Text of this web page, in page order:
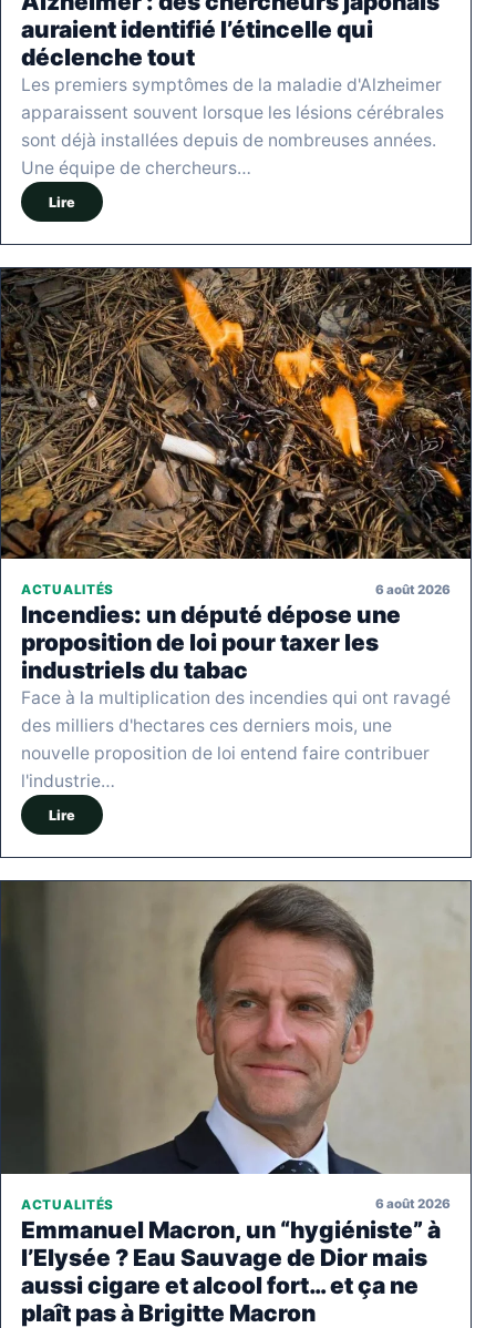
auraient identifié l’étincelle qui
déclenche tout
Les premiers symptômes de la maladie d'Alzheimer
apparaissent souvent lorsque les lésions cérébrales
sont déjà installées depuis de nombreuses années.
Une équipe de chercheurs…
Lire
ACTUALITÉS 6 août 2026
Incendies: un député dépose une
proposition de loi pour taxer les
industriels du tabac
Face à la multiplication des incendies qui ont ravagé
des milliers d'hectares ces derniers mois, une
nouvelle proposition de loi entend faire contribuer
l'industrie…
Lire
ACTUALITÉS 6 août 2026
Emmanuel Macron, un “hygiéniste” à
l’Elysée ? Eau Sauvage de Dior mais
aussi cigare et alcool fort… et ça ne
plaît pas à Brigitte Macron